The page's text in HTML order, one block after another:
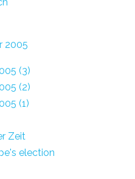
2005
(3)
(2)
(1)
Zeit
election